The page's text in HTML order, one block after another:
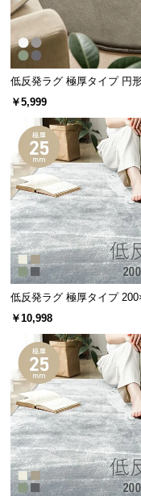
サ
ー
ト
ら
せ
ブ
ロ
グ
業
情
報
低反発ラグ 極厚タイプ 円
40cm
￥5,999
低反発ラグ 極厚タイプ
￥10,998